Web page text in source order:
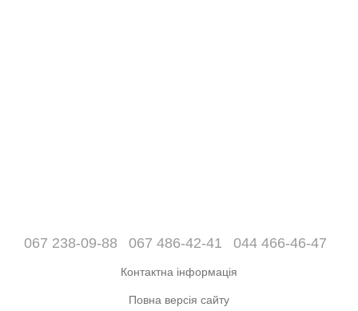
067 238-09-88 067 486-42-41 044 466-46-47
Контактна інформація
Повна версія сайту